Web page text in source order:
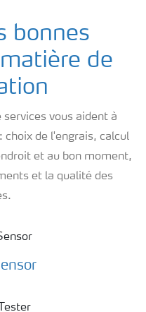
bonnes
de
vous aident à
choix de l'engrais, calcul
et au bon moment,
et la qualité des